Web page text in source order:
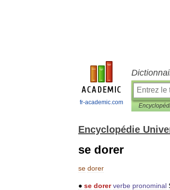
fr-academic.com
Encyclopédie
se dorer
se dorer
● se dorer verbe pronominal